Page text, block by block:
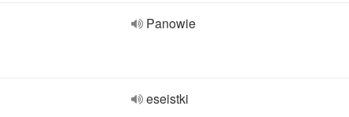
Panowie
eseistki